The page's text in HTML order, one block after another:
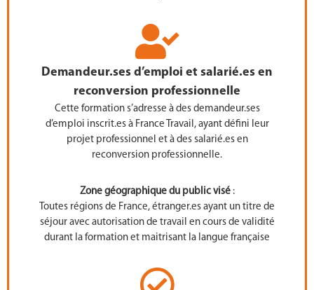
Demandeur.ses d’emploi et salarié.es en
reconversion professionnelle
Cette formation s’adresse à des demandeur.ses
d’emploi inscrit.es à France Travail, ayant défini leur
projet professionnel et à des salarié.es en
reconversion professionnelle.
Zone géographique du public visé:
Toutes régions de France, étranger.es ayant un titre de
séjour avec autorisation de travail en cours de validité
durant la formation et maitrisant la langue française